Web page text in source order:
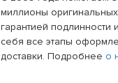
миллионы
гарантией подлинности
себя все этапы
доставки. Подробнее о